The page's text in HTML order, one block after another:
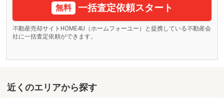
無料 一括査定依頼スタート
不動産売却サイトHOME4U（ホームフォーユー）と提携している不動産会
社に一括査定依頼ができます。
近くのエリアから探す